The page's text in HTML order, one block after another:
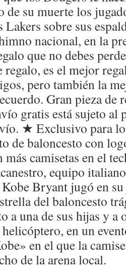
de su muerte los
Lakers sobre sus
nacional, en la
que no debes
regalo, es el mejor
pero también la
Gran pieza de
gratis está sujeto al
★ Exclusivo para
de baloncesto con
más camisetas en el
equipo
Bryant jugó en
del baloncesto
a una de sus hijas y a
en un
en el que la
de la arena local.